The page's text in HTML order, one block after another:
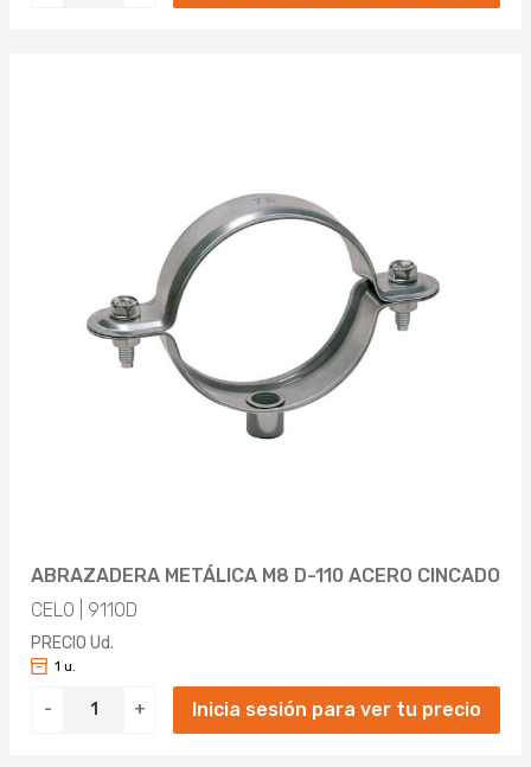
ABRAZADERA METÁLICA M8 D-110 ACERO CINCADO
CELO | 9110D
PRECIO Ud.
- +
1 u.
Inicia sesión para ver tu precio